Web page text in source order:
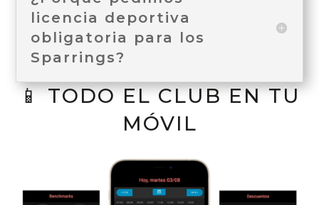
licencia deportiva
obligatoria para los
Sparrings?
📱 TODO EL CLUB EN TU
MÓVIL